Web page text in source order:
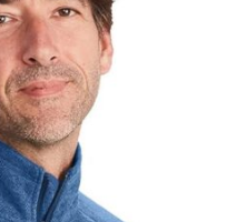
pour une
ADAPTÉ À DE
ce pantalon imperméable
ce qui en fait le
Son efficacité contre le
pour la course à pied,
une pluie fine. Il vous
les temps.